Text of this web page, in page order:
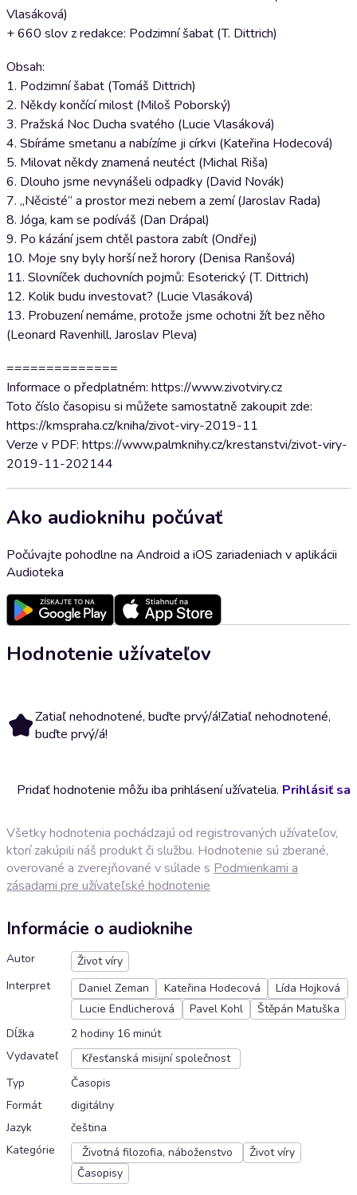
Vlasáková)
+ 660 slov z redakce: Podzimní šabat (T. Dittrich)
Obsah:
1. Podzimní šabat (Tomáš Dittrich)
2. Někdy končící milost (Miloš Poborský)
3. Pražská Noc Ducha svatého (Lucie Vlasáková)
4. Sbíráme smetanu a nabízíme ji církvi (Kateřina Hodecová)
5. Milovat někdy znamená neutéct (Michal Riša)
6. Dlouho jsme nevynášeli odpadky (David Novák)
7. „Něcisté“ a prostor mezi nebem a zemí (Jaroslav Rada)
8. Jóga, kam se podíváš (Dan Drápal)
9. Po kázání jsem chtěl pastora zabít (Ondřej)
10. Moje sny byly horší než horory (Denisa Ranšová)
11. Slovníček duchovních pojmů: Esoterický (T. Dittrich)
12. Kolik budu investovat? (Lucie Vlasáková)
13. Probuzení nemáme, protože jsme ochotni žít bez něho
(Leonard Ravenhill, Jaroslav Pleva)
==============
Informace o předplatném: https://www.zivotviry.cz
Toto číslo časopisu si můžete samostatně zakoupit zde:
https://kmspraha.cz/kniha/zivot-viry-2019-11
Verze v PDF: https://www.palmknihy.cz/krestanstvi/zivot-viry-
2019-11-202144
Ako audioknihu počúvať
Počúvajte pohodlne na Android a iOS zariadeniach v aplikácii
Audioteka
Hodnotenie užívateľov
Zatiaľ nehodnotené, buďte prvý/á!Zatiaľ nehodnotené,
buďte prvý/á!
Pridať hodnotenie môžu iba prihlásení užívatelia. Prihlásiť sa
Všetky hodnotenia pochádzajú od registrovaných užívateľov,
ktorí zakúpili náš produkt či službu. Hodnotenie sú zberané,
overované a zverejňované v súlade s Podmienkami a
zásadami pre užívateľské hodnotenie
Informácie o audioknihe
Autor
Život víry
Interpret
Daniel Zeman Kateřina Hodecová
Lída Hojková
Lucie Endlicherová
Pavel Kohl
Štěpán Matuška
Dĺžka
2 hodiny 16 minút
Vydavateľ
Křesťanská misijní společnost
Typ
Časopis
Formát
digitálny
Jazyk
čeština
Kategórie
Životná filozofia, náboženstvo
Život víry
Časopisy